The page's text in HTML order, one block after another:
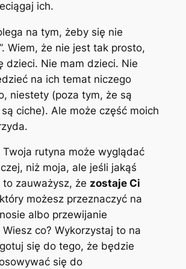
ich.
na tym, żeby się nie
Wiem, że nie jest tak prosto,
dzieci. Nie mam dzieci. Nie
na ich temat niczego
niestety (poza tym, że są
ciche). Ale może część moich
Twoja rutyna może wyglądać
niż moja, ale jeśli jakąś
zauważysz, że zostaje Ci
możesz przeznaczyć na
albo przewijanie
co? Wykorzystaj to na
się do tego, że będzie
się do